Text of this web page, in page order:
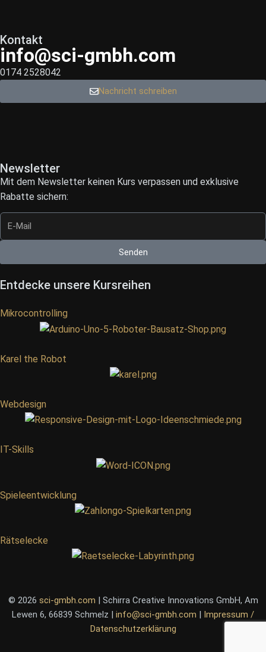
Kontakt
info@sci-gmbh.com
0174 2528042
Nachricht schreiben
Newsletter
Mit dem Newsletter keinen Kurs verpassen und exklusive
Rabatte sichern:
Senden
Entdecke unsere Kursreihen
Mikrocontrolling
Karel the Robot
Webdesign
IT-Skills
Spieleentwicklung
Rätselecke
© 2026 sci-gmbh.com | Schirra Creative Innovations GmbH, Am
Lewen 6, 66839 Schmelz | info@sci-gmbh.com | Impressum /
Datenschutzerklärung